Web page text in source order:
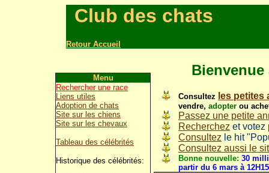
Club des chats
Retour Accueil
Menu
Rechercher une race
Liens utiles
Adoption de chats
Site sur les chiens
Site sur les chevaux
Tableau des célébrités
Historique des célébrités:
Consultez les petites
vendre, adopter ou
Passez une petite
Recherchez et votez
Consultez le hit
Consultez aussi le
Bonne nouvelle: 30
partir du 6 mars à